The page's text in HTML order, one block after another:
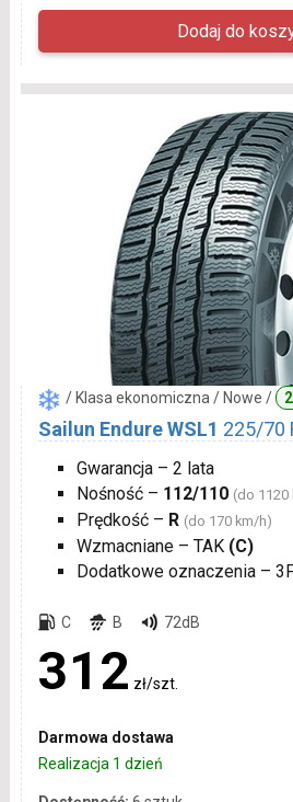
/ Klasa ekonomiczna / Nowe /
Sailun Endure WSL1 225/70
Gwarancja – 2 lata
Nośność – 112/110 (do
Prędkość – R (do 170 km/h)
Wzmacniane – TAK (C)
Dodatkowe oznaczenia –
C B 72dB
312 zł/szt.
Darmowa dostawa
Realizacja 1 dzień